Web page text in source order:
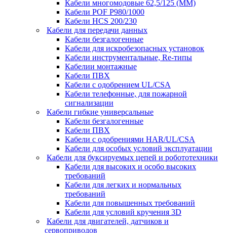
Кабели многомодовые 62,5/125 (ММ)
Кабели POF P980/1000
Кабели HCS 200/230
Кабели для передачи данных
Кабели безгалогенные
Кабели для искробезопасных установок
Кабели инструментальные, Re-типы
Кабелии монтажные
Кабели ПВХ
Кабели с одобрением UL/CSA
Кабели телефонные, для пожарной
сигнализации
Кабели гибкие универсальные
Кабели безгалогенные
Кабели ПВХ
Кабели с одобрениями HAR/UL/CSA
Кабели для особых условий эксплуатации
Кабели для буксируемых цепей и робототехники
Кабели для высоких и особо высоких
требований
Кабели для легких и нормальных
требований
Кабели для повышенных требований
Кабели для условий кручения 3D
Кабели для двигателей, датчиков и
сервоприводов